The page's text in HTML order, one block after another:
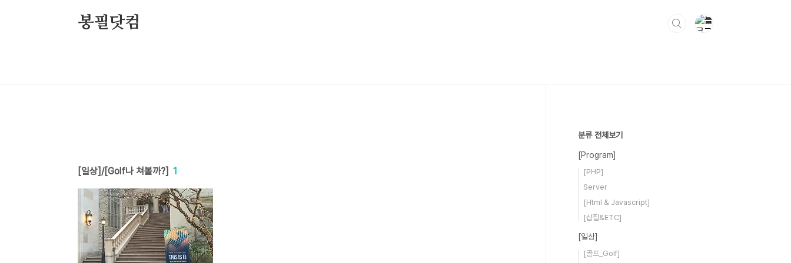
봉필닷컴
[일상]/[Golf나 쳐볼까?] 1
분류 전체보기
[Program]
[PHP]
Server
[Html & Javascript]
[삽질&ETC]
[일상]
[골프_Golf]